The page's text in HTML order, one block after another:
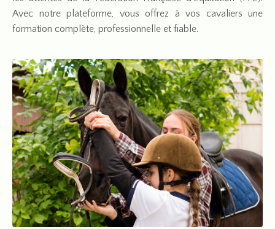
Avec notre plateforme, vous offrez à vos cavaliers une
formation complète, professionnelle et fiable.